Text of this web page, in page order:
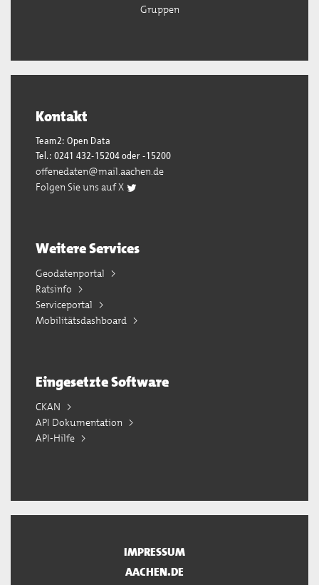
Gruppen
Kontakt
Team2: Open Data
Tel.: 0241 432-15204 oder -15200
offenedaten@mail.aachen.de
Folgen Sie uns auf X
Weitere Services
Geodatenportal
Ratsinfo
Serviceportal
Mobilitätsdashboard
Eingesetzte Software
CKAN
API Dokumentation
API-Hilfe
IMPRESSUM
AACHEN.DE